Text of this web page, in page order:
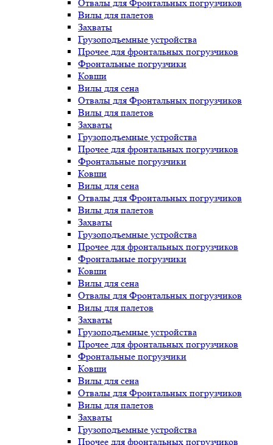
Отвалы для Фронтальных погрузчиков
Вилы для палетов
Захваты
Грузоподъемные устройства
Прочее для фронтальных погрузчиков
Фронтальные погрузчики
Ковши
Вилы для сена
Отвалы для Фронтальных погрузчиков
Вилы для палетов
Захваты
Грузоподъемные устройства
Прочее для фронтальных погрузчиков
Фронтальные погрузчики
Ковши
Вилы для сена
Отвалы для Фронтальных погрузчиков
Вилы для палетов
Захваты
Грузоподъемные устройства
Прочее для фронтальных погрузчиков
Фронтальные погрузчики
Ковши
Вилы для сена
Отвалы для Фронтальных погрузчиков
Вилы для палетов
Захваты
Грузоподъемные устройства
Прочее для фронтальных погрузчиков
Фронтальные погрузчики
Ковши
Вилы для сена
Отвалы для Фронтальных погрузчиков
Вилы для палетов
Захваты
Грузоподъемные устройства
Прочее для фронтальных погрузчиков